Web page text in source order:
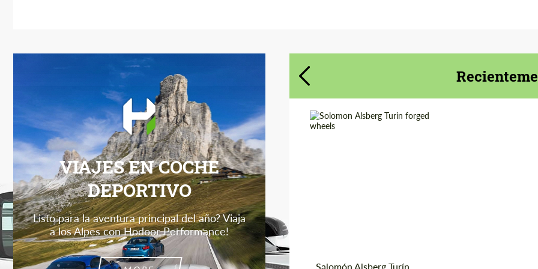
VIAJES EN COCHE
DEPORTIVO
Listo para la aventura principal del año? Viaja
a los Alpes con Hodoor Performance!
Salomón Alsberg Turín
Hablamos su idioma
Hablamos su idioma